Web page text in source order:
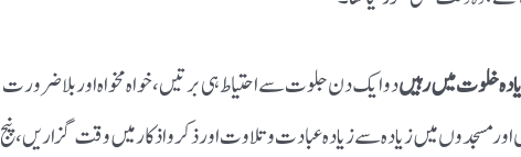
خلوت میں رہیںدو ایک دن جلوت سے احتیاط ہی برتیں، خواہ مخواہ اور بلا ضرورت
مسجدوں میں زیادہ سے زیادہ عبادت و تلاوت اور ذکر و اذکار میں وقت گزاریں، پنج